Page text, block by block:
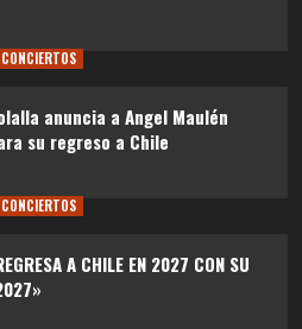
anuncia a Angel Maulén
su regreso a Chile
A CHILE EN 2027 CON SU